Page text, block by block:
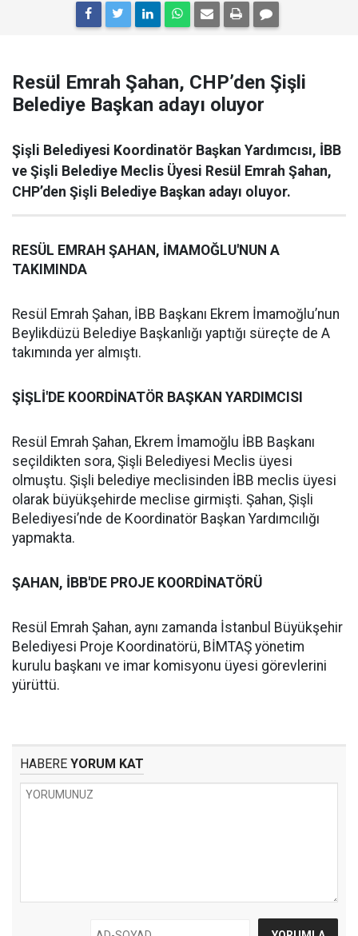
Resül Emrah Şahan, CHP’den Şişli
Belediye Başkan adayı oluyor
Şişli Belediyesi Koordinatör Başkan Yardımcısı, İBB
ve Şişli Belediye Meclis Üyesi Resül Emrah Şahan,
CHP’den Şişli Belediye Başkan adayı oluyor.
RESÜL EMRAH ŞAHAN, İMAMOĞLU'NUN A
TAKIMINDA
Resül Emrah Şahan, İBB Başkanı Ekrem İmamoğlu’nun
Beylikdüzü Belediye Başkanlığı yaptığı süreçte de A
takımında yer almıştı.
ŞİŞLİ'DE KOORDİNATÖR BAŞKAN YARDIMCISI
Resül Emrah Şahan, Ekrem İmamoğlu İBB Başkanı
seçildikten sora, Şişli Belediyesi Meclis üyesi
olmuştu. Şişli belediye meclisinden İBB meclis üyesi
olarak büyükşehirde meclise girmişti. Şahan, Şişli
Belediyesi’nde de Koordinatör Başkan Yardımcılığı
yapmakta.
ŞAHAN, İBB'DE PROJE KOORDİNATÖRÜ
Resül Emrah Şahan, aynı zamanda İstanbul Büyükşehir
Belediyesi Proje Koordinatörü, BİMTAŞ yönetim
kurulu başkanı ve imar komisyonu üyesi görevlerini
yürüttü.
HABERE YORUM KAT